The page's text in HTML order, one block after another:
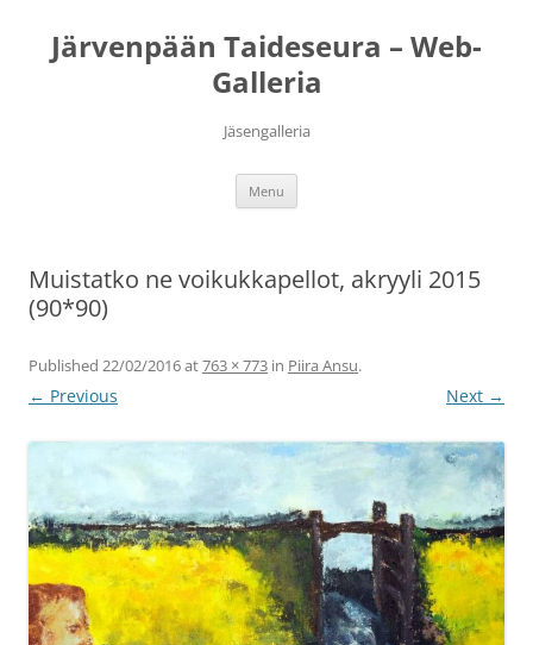
Järvenpään Taideseura – Web-
Galleria
Jäsengalleria
Menu
Muistatko ne voikukkapellot, akryyli 2015
(90*90)
Published 22/02/2016at763 × 773 in Piira Ansu.
← Previous Next →